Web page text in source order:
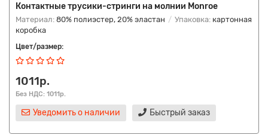
Контактные трусики-стринги на молнии Monroe
Материал: 80% полиэстер, 20% эластан Упаковка: картонная
коробка
Цвет/размер:
1011р.
Без НДС: 1011р.
Уведомить о наличии Быстрый заказ